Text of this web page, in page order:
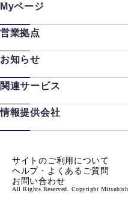
Myページ
営業拠点
お知らせ
関連サービス
情報提供会社
サイトのご利用について
ヘルプ・よくあるご質問
お問い合わせ
All Rights Reserved. Copyright